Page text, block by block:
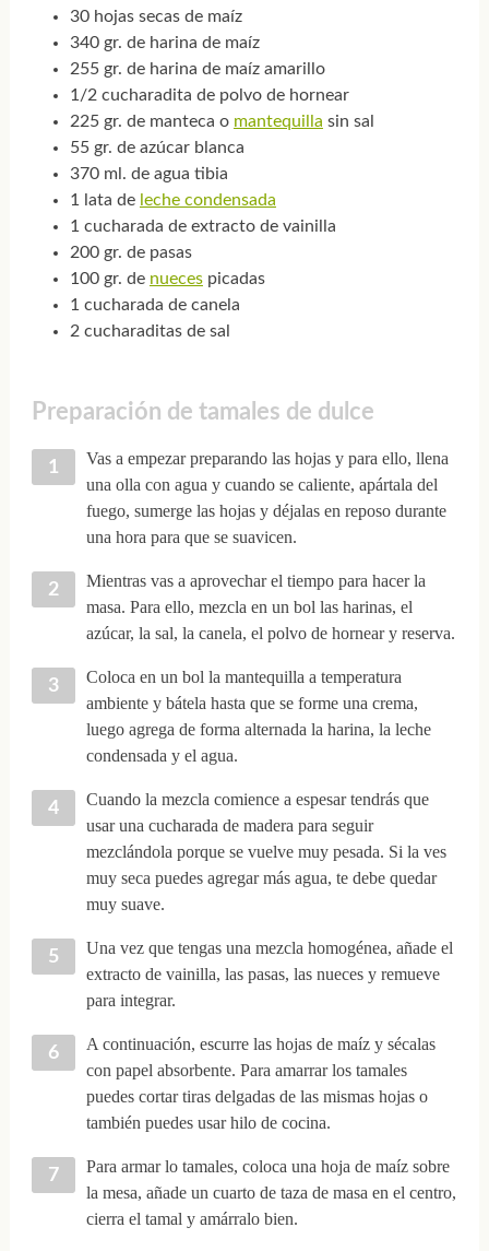
30 hojas secas de maíz
340 gr. de harina de maíz
255 gr. de harina de maíz amarillo
1/2 cucharadita de polvo de hornear
225 gr. de manteca o mantequilla sin sal
55 gr. de azúcar blanca
370 ml. de agua tibia
1 lata de leche condensada
1 cucharada de extracto de vainilla
200 gr. de pasas
100 gr. de nuecespicadas
1 cucharada de canela
2 cucharaditas de sal
Preparación de tamales de dulce
Vas a empezar preparando las hojas y para ello, llena
una olla con agua y cuando se caliente, apártala del
fuego, sumerge las hojas y déjalas en reposo durante
una hora para que se suavicen.
Mientras vas a aprovechar el tiempo para hacer la
masa. Para ello, mezcla en un bol las harinas, el
azúcar, la sal, la canela, el polvo de hornear y reserva.
Coloca en un bol la mantequilla a temperatura
ambiente y bátela hasta que se forme una crema,
luego agrega de forma alternada la harina, la leche
condensada y el agua.
Cuando la mezcla comience a espesar tendrás que
usar una cucharada de madera para seguir
mezclándola porque se vuelve muy pesada. Si la ves
muy seca puedes agregar más agua, te debe quedar
muy suave.
Una vez que tengas una mezcla homogénea, añade el
extracto de vainilla, las pasas, las nueces y remueve
para integrar.
A continuación, escurre las hojas de maíz y sécalas
con papel absorbente. Para amarrar los tamales
puedes cortar tiras delgadas de las mismas hojas o
también puedes usar hilo de cocina.
Para armar lo tamales, coloca una hoja de maíz sobre
la mesa, añade un cuarto de taza de masa en el centro,
cierra el tamal y amárralo bien.